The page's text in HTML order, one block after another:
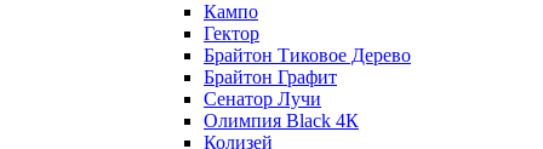
Кампо
Гектор
Брайтон Тиковое Дерево
Брайтон Графит
Сенатор Лучи
Олимпия Black 4К
Колизей